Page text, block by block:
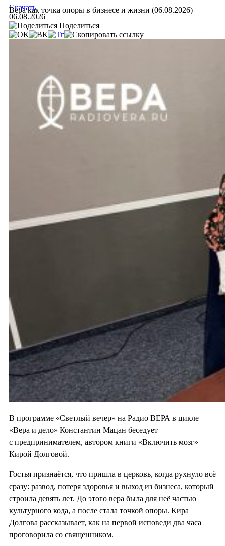
Вера как точка опоры в бизнесе и жизни (06.08.2026)
Скачать
06.08.2026
Поделиться
В программе «Светлый вечер» на Радио ВЕРА в цикле
«Вера и дело» Константин Мацан беседует
с предпринимателем, автором книги «Включить мозг»
Кирой Долговой.
Гостья признаётся, что пришла в церковь, когда рухнуло всё
сразу: развод, потеря здоровья и выход из бизнеса, который
строила девять лет. До этого вера была для неё частью
культурного кода, а после стала точкой опоры. Кира
Долгова рассказывает, как на первой исповеди два часа
проговорила со священником.